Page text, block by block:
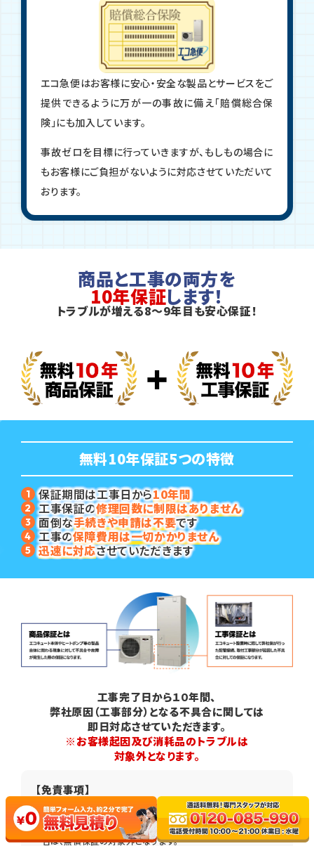
エコ急便はお客様に安心・安全な製品とサービスをご
提供できるように万が一の事故に備え「賠償総合保
険」にも加入しています。
事故ゼロを目標に行っていきますが、もしもの場合に
もお客様にご負担がないように対応させていただいて
おります。
商品と工事の両方を
10年保証します！
トラブルが増える8～9年目も安心保証！
無料10年保証5つの特徴
保証期間は工事日から10年間
工事保証の修理回数に制限はありません
面倒な手続きや申請は不要です
工事の保障費用は一切かかりません
迅速に対応させていただきます
工事完了日から１０年間、
弊社原因（工事部分）となる不具合に関しては
即日対応させていただきます。
※お客様起因及び消耗品のトラブルは
対象外となります。
【免責事項】
天災（水害・火災・地震等）及び災害により生じた不具合
ご入居者様、第三者の過失により生じた不具合
リフォーム等による利用条件の変更が発生した場合、上記の場
合は、無償保証の対象外となります。